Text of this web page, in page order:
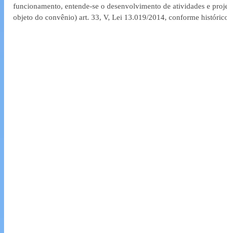
funcionamento, entende-se o desenvolvimento de atividades e
objeto do convênio) art. 33, V, Lei 13.019/2014, conforme